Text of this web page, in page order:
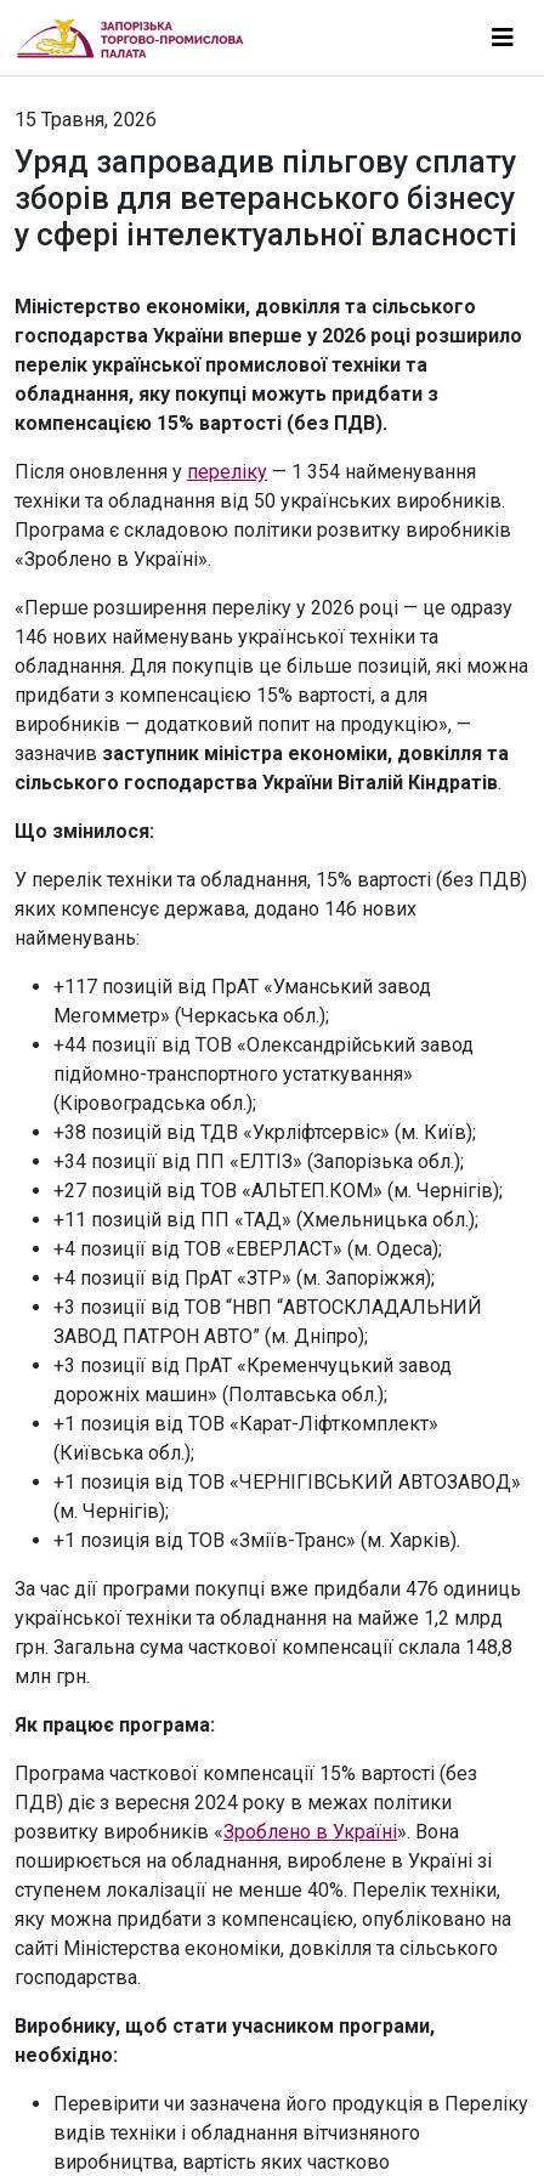
15 Травня, 2026
Уряд запровадив пільгову сплату
зборів для ветеранського бізнесу
у сфері інтелектуальної власності
Міністерство економіки, довкілля та сільського
господарства України вперше у 2026 році розширило
перелік української промислової техніки та
обладнання, яку покупці можуть придбати з
компенсацією 15% вартості (без ПДВ).
Після оновлення у переліку — 1 354 найменування
техніки та обладнання від 50 українських виробників.
Програма є складовою політики розвитку виробників
«Зроблено в Україні».
«Перше розширення переліку у 2026 році — це одразу
146 нових найменувань української техніки та
обладнання. Для покупців це більше позицій, які можна
придбати з компенсацією 15% вартості, а для
виробників — додатковий попит на продукцію», —
зазначив заступник міністра економіки, довкілля та
сільського господарства України Віталій Кіндратів.
Що змінилося:
У перелік техніки та обладнання, 15% вартості (без ПДВ)
яких компенсує держава, додано 146 нових
найменувань:
+117 позицій від ПрАТ «Уманський завод
Мегомметр» (Черкаська обл.);
+44 позиції від ТОВ «Олександрійський завод
підйомно-транспортного устаткування»
(Кіровоградська обл.);
+38 позицій від ТДВ «Укрліфтсервіс» (м. Київ);
+34 позиції від ПП «ЕЛТІЗ» (Запорізька обл.);
+27 позицій від ТОВ «АЛЬТЕП.КОМ» (м. Чернігів);
+11 позицій від ПП «ТАД» (Хмельницька обл.);
+4 позиції від ТОВ «ЕВЕРЛАСТ» (м. Одеса);
+4 позиції від ПрАТ «ЗТР» (м. Запоріжжя);
+3 позиції від ТОВ “НВП “АВТОСКЛАДАЛЬНИЙ
ЗАВОД ПАТРОН АВТО” (м. Дніпро);
+3 позиції від ПрАТ «Кременчуцький завод
дорожніх машин» (Полтавська обл.);
+1 позиція від ТОВ «Карат-Ліфткомплект»
(Київська обл.);
+1 позиція від ТОВ «ЧЕРНІГІВСЬКИЙ АВТОЗАВОД»
(м. Чернігів);
+1 позиція від ТОВ «Зміїв-Транс» (м. Харків).
За час дії програми покупці вже придбали 476 одиниць
української техніки та обладнання на майже 1,2 млрд
грн. Загальна сума часткової компенсації склала 148,8
млн грн.
Як працює програма:
Програма часткової компенсації 15% вартості (без
ПДВ) діє з вересня 2024 року в межах політики
розвитку виробників «Зроблено в Україні». Вона
поширюється на обладнання, вироблене в Україні зі
ступенем локалізації не менше 40%. Перелік техніки,
яку можна придбати з компенсацією, опубліковано на
сайті Міністерства економіки, довкілля та сільського
господарства.
Виробнику, щоб стати учасником програми,
необхідно:
Перевірити чи зазначена його продукція в Переліку
видів техніки і обладнання вітчизняного
виробництва, вартість яких частково